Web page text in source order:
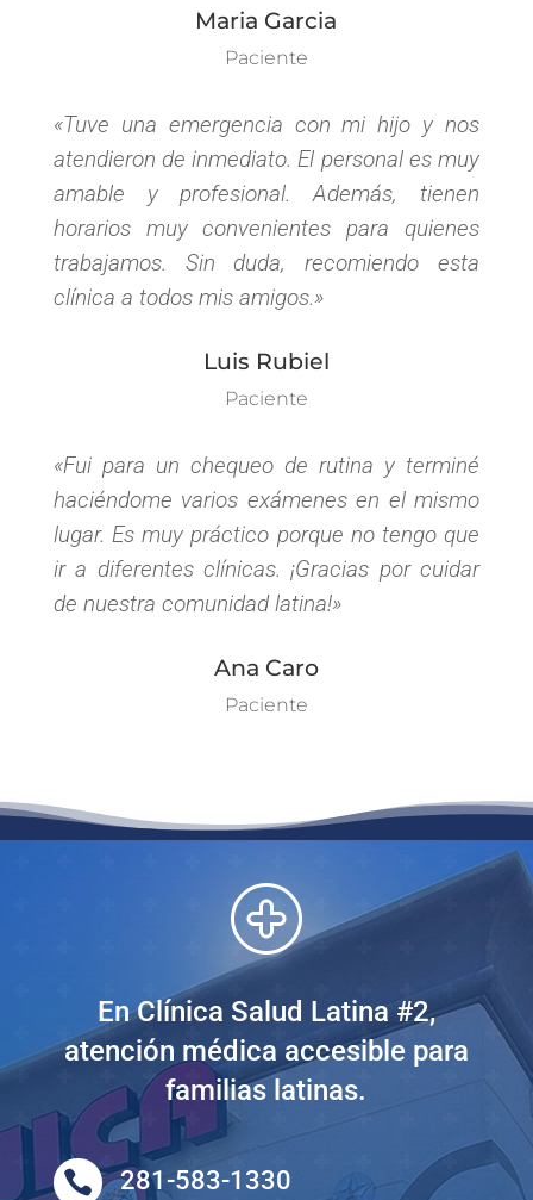
Maria Garcia
Paciente
«Tuve una emergencia con mi hijo y nos
atendieron de inmediato. El personal es muy
amable y profesional. Además, tienen
horarios muy convenientes para quienes
trabajamos. Sin duda, recomiendo esta
clínica a todos mis amigos.»
Luis Rubiel
Paciente
«Fui para un chequeo de rutina y terminé
haciéndome varios exámenes en el mismo
lugar. Es muy práctico porque no tengo que
ir a diferentes clínicas. ¡Gracias por cuidar
de nuestra comunidad latina!»
Ana Caro
Paciente
En Clínica Salud Latina #2,
atención médica accesible para
familias latinas.
 281-583-1330